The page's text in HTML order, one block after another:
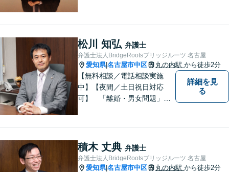
弁護士と事務職員が力を合わ
せ、依頼者のみなさまに満足
していただけるようサポート
いたします！
松川 知弘 弁護士
弁護士法人BridgeRootsブリッジルーツ 名古屋
愛知県|名古屋市中区 丸の内駅 から徒歩2分
【無料相談／電話相談実施
中】【夜間／土日祝日対応
可】 「離婚・男女問題」
弁護士と事務職員が力を合わ
せ、依頼者のみなさまに満足
していただけるようサポート
詳細を見
る
積木 丈典 弁護士
弁護士法人BridgeRootsブリッジルーツ 名古屋
愛知県|名古屋市中区 丸の内駅 から徒歩2分